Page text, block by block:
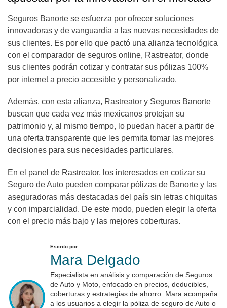
Seguros Banorte se esfuerza por ofrecer soluciones
innovadoras y de vanguardia a las nuevas necesidades de
sus clientes. Es por ello que pactó una alianza tecnológica
con el comparador de seguros online, Rastreator, donde
sus clientes podrán cotizar y contratar sus pólizas 100%
por internet a precio accesible y personalizado.
Además, con esta alianza, Rastreator y Seguros Banorte
buscan que cada vez más mexicanos protejan su
patrimonio y, al mismo tiempo, lo puedan hacer a partir de
una oferta transparente que les permita tomar las mejores
decisiones para sus necesidades particulares.
En el panel de Rastreator, los interesados en cotizar su
Seguro de Auto pueden comparar pólizas de Banorte y las
aseguradoras más destacadas del país sin letras chiquitas
y con imparcialidad. De este modo, pueden elegir la oferta
con el precio más bajo y las mejores coberturas.
Escrito por:
Mara Delgado
Especialista en análisis y comparación de Seguros
de Auto y Moto, enfocado en precios, deducibles,
coberturas y estrategias de ahorro. Mara acompaña
a los usuarios a elegir la póliza de seguro de Auto o